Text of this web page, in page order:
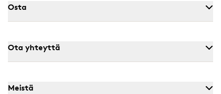
Osta
Ota yhteyttä
Meistä